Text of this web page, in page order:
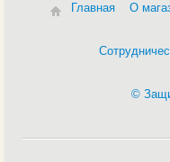
Главная О
©